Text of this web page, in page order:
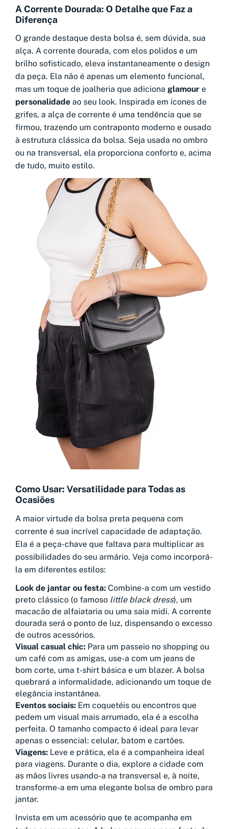
A Corrente Dourada: O Detalhe que Faz a
Diferença
O grande destaque desta bolsa é, sem dúvida, sua
alça. A corrente dourada, com elos polidos e um
brilho sofisticado, eleva instantaneamente o design
da peça. Ela não é apenas um elemento funcional,
mas um toque de joalheria que adiciona glamour e
personalidade ao seu look. Inspirada em ícones de
grifes, a alça de corrente é uma tendência que se
firmou, trazendo um contraponto moderno e ousado
à estrutura clássica da bolsa. Seja usada no ombro
ou na transversal, ela proporciona conforto e, acima
de tudo, muito estilo.
Como Usar: Versatilidade para Todas as
Ocasiões
A maior virtude da bolsa preta pequena com
corrente é sua incrível capacidade de adaptação.
Ela é a peça-chave que faltava para multiplicar as
possibilidades do seu armário. Veja como incorporá-
la em diferentes estilos:
Look de jantar ou festa: Combine-a com um vestido
preto clássico (o famoso little black dress), um
macacão de alfaiataria ou uma saia midi. A corrente
dourada será o ponto de luz, dispensando o excesso
de outros acessórios.
Visual casual chic: Para um passeio no shopping ou
um café com as amigas, use-a com um jeans de
bom corte, uma t-shirt básica e um blazer. A bolsa
quebrará a informalidade, adicionando um toque de
elegância instantânea.
Eventos sociais: Em coquetéis ou encontros que
pedem um visual mais arrumado, ela é a escolha
perfeita. O tamanho compacto é ideal para levar
apenas o essencial: celular, batom e cartões.
Viagens: Leve e prática, ela é a companheira ideal
para viagens. Durante o dia, explore a cidade com
as mãos livres usando-a na transversal e, à noite,
transforme-a em uma elegante bolsa de ombro para
jantar.
Invista em um acessório que te acompanha em